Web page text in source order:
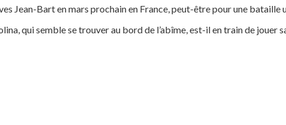
Jean-Bart en mars prochain en France, peut-être pour une bataille
qui semble se trouver au bord de l’abîme, est-il en train de jouer